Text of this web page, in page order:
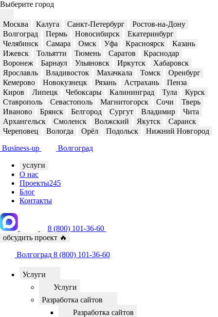
Выберите город
Москва Калуга Санкт-Петербург
Ростов-на-Дону
Волгоград
Пермь Новосибирск
Екатеринбург
Челябинск
Самара Омск Уфа Красноярск
Казань
Ижевск
Тольятти Тюмень Саратов
Краснодар
Воронеж
Барнаул Ульяновск Иркутск
Хабаровск
Ярославль
Владивосток Махачкала Томск
Оренбург
Кемерово
Новокузнецк Рязань Астрахань
Пенза
Киров
Липецк Чебоксары Калининград Тула
Курск
Ставрополь
Севастополь Магнитогорск Сочи
Тверь
Иваново
Брянск Белгород Сургут Владимир
Чита
Архангельск
Смоленск Волжский Якутск
Саранск
Череповец
Вологда Орёл Подольск Нижний Новгород
Business-up Волгоград
услуги
О нас
Проекты245
Блог
Контакты
8 (800) 101-36-60
обсудить проект 🔥
Волгоград 8 (800) 101-36-60
Услуги
Услуги
Разработка сайтов
Разработка сайтов